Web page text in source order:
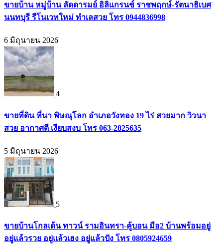
ขายบ้าน หมู่บ้าน ลัดดารมย์ อิลิแกรนช์ ราชพฤกษ์-รัตนาธิเบศ
นนทบุรี รีโนเวทใหม่ ทำเลสวย โทร 0944836998
6 มิถุนายน 2026
4
ขายที่ดิน ที่นา พิษณุโลก อำเภอวังทอง 19 ไร่ สวยมาก วิวนา
สวย อากาศดี เงียบสงบ โทร 063-2825635
5 มิถุนายน 2026
5
ขายบ้านโกลเด้น ทาวน์ รามอินทรา-คู้บอน มือ2 บ้านพร้อมอยู่
อยู่แล้วรวย อยู่แล้วเฮง อยู่แล้วปัง โทร 0805924659